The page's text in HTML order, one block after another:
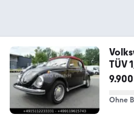
TÜV
Ohne